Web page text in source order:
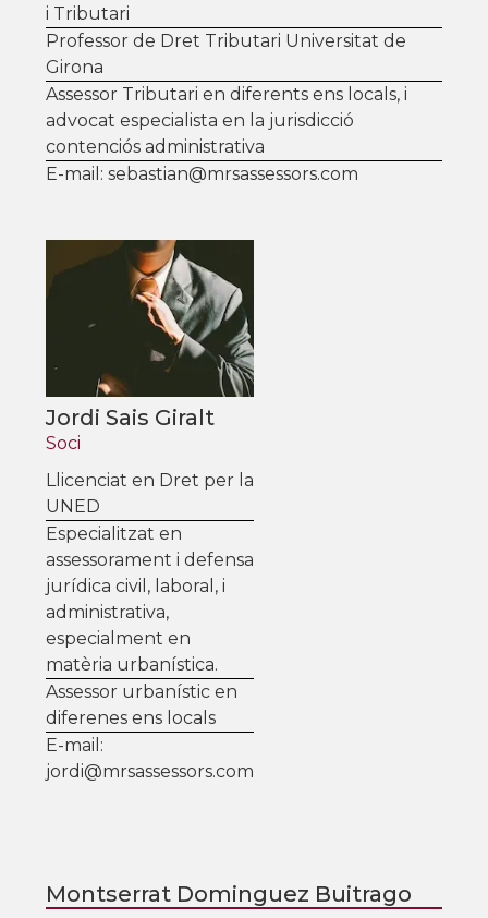
i Tributari
Professor de Dret Tributari Universitat de
Girona
Assessor Tributari en diferents ens locals, i
advocat especialista en la jurisdicció
contenciós administrativa
E-mail: sebastian@mrsassessors.com
Jordi Sais Giralt
Soci
Llicenciat en Dret per la
UNED
Especialitzat en
assessorament i defensa
jurídica civil, laboral, i
administrativa,
especialment en
matèria urbanística.
Assessor urbanístic en
diferenes ens locals
E-mail:
jordi@mrsassessors.com
Montserrat Dominguez Buitrago